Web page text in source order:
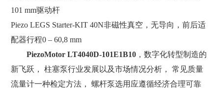
101 mm驱动杆
Piezo LEGS Starter-KIT 40N非磁性真空，无导向，前后适
配器行程0 – 60,8 mm
PiezoMotor LT4040D-101E1B10 ，数字化转型制造的
新飞跃， 柱塞泵行业发展以及市场情况分析， 常见质量
流量计一种检定方法， 螺杆泵选用应遵循经济合理可靠